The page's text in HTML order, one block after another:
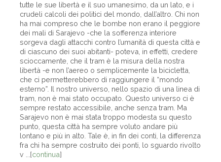
tutte le sue libertà e il suo umanesimo, da un lato, e i
crudeli calcoli dei politici del mondo, dall’altro. Chi non
ha mai compreso che le bombe non erano il peggiore
dei mali di Sarajevo -che la sofferenza interiore
sorgeva dagli attacchi contro l’umanità di questa città e
di ciascuno dei suoi abitanti- poteva, in effetti, credere
scioccamente, che il tram è la misura della nostra
libertà -e non l’aereo o semplicemente la bicicletta,
che ci permetterebbero di raggiungere il “mondo
esterno”. Il nostro universo, nello spazio di una linea di
tram, non è mai stato occupato. Questo universo ci è
sempre restato accessibile, anche senza tram. Ma
Sarajevo non è mai stata troppo modesta su questo
punto, questa città ha sempre voluto andare più
lontano e più in alto. Tale è, in fin dei conti, la differenza
fra chi ha sempre costruito dei ponti, lo sguardo rivolto
v ...[continua]